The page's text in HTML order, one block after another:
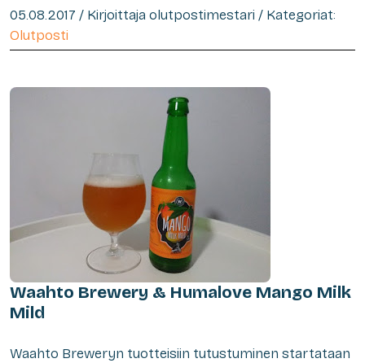
05.08.2017 / Kirjoittaja olutpostimestari / Kategoriat:
Olutposti
Waahto Brewery & Humalove Mango Milk
Mild
Waahto Breweryn tuotteisiin tutustuminen startataan